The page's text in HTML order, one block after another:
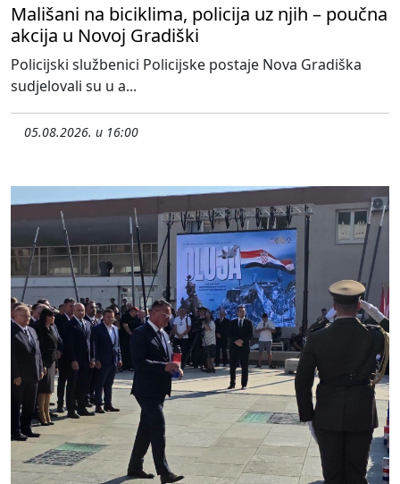
Mališani na biciklima, policija uz njih – poučna
akcija u Novoj Gradiški
Policijski službenici Policijske postaje Nova Gradiška
sudjelovali su u a...
05.08.2026. u 16:00